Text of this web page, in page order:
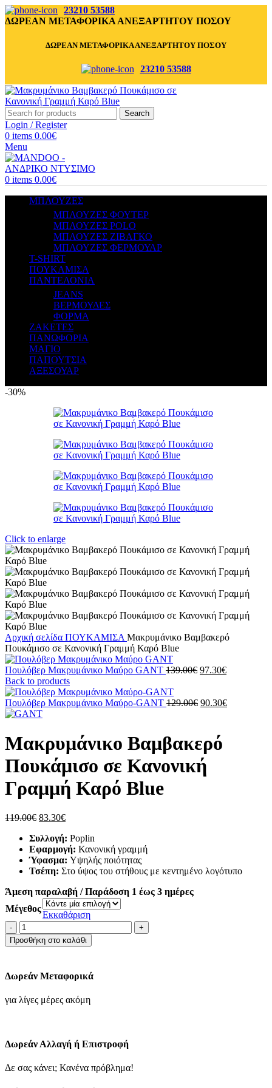
23210 53588
ΔΩΡΕΑΝ ΜΕΤΑΦΟΡΙΚΑ ΑΝΕΞΑΡΤΗΤΟΥ ΠΟΣΟΥ
ΔΩΡΕΑΝ ΜΕΤΑΦΟΡΙΚΑ ΑΝΕΞΑΡΤΗΤΟΥ ΠΟΣΟΥ
23210 53588
Search
Login / Register
0 items 0.00€
Menu
0 items 0.00€
ΜΠΛΟΥΖΕΣ
ΜΠΛΟΥΖΕΣ ΦΟΥΤΕΡ
ΜΠΛΟΥΖΕΣ POLO
ΜΠΛΟΥΖΕΣ ΖΙΒΑΓΚΟ
ΜΠΛΟΥΖΕΣ ΦΕΡΜΟΥΑΡ
T-SHIRT
ΠΟΥΚΑΜΙΣΑ
ΠΑΝΤΕΛΟΝΙΑ
JEANS
ΒΕΡΜΟΥΔΕΣ
ΦΟΡΜΑ
ΖΑΚΕΤΕΣ
ΠΑΝΩΦΟΡΙΑ
ΜΑΓΙΟ
ΠΑΠΟΥΤΣΙΑ
ΑΞΕΣΟΥΑΡ
-30%
Click to enlarge
Αρχική σελίδα ΠΟΥΚΑΜΙΣΑ Μακρυμάνικo Βαμβακερό
Πουκάμισο σε Κανονική Γραμμή Καρό Blue
Πουλόβερ Μακρυμάνικο Μαύρο GANT 139.00€ Original
139.00€.
97.30€Η
είναι:
Back to products
Πουλόβερ Μακρυμάνικο Μαύρο-GANT 129.00€ Original
129.00€.
90.30€Η
Μακρυμάνικo Βαμβακερό
Πουκάμισο σε Κανονική
Γραμμή Καρό Blue
119.00€ Original
was:
119.00€.
83.30€Η
τιμή
είναι:
83.30€.
Συλλογή: Poplin
Εφαρμογή: Κανονική γραμμή
Ύφασμα: Υψηλής ποιότητας
Τσέπη: Στο ύψος του στήθους με κεντημένο λογότυπο
Άμεση παραλαβή / Παράδοση 1 έως 3 ημέρες
Μέγεθος
Εκκαθάριση
Μακρυμάνικo
Βαμβακερό
Πουκάμισο
Κανονική
Γραμμή
Blue
Προσθήκη στο καλάθι
Δωρεάν Μεταφορικά
για λίγες μέρες ακόμη
Δωρεάν Αλλαγή ή Επιστροφή
Δε σας κάνει; Κανένα πρόβλημα!